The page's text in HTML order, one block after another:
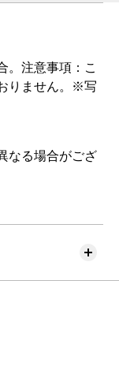
。注意事項：こ
りません。※写
なる場合がござ